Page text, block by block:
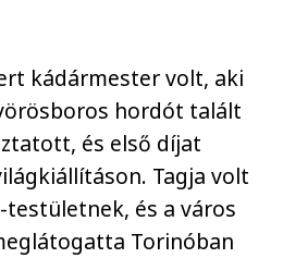
kádármester volt, aki
hordót talált
és első díjat
Tagja volt
és a város
Torinóban